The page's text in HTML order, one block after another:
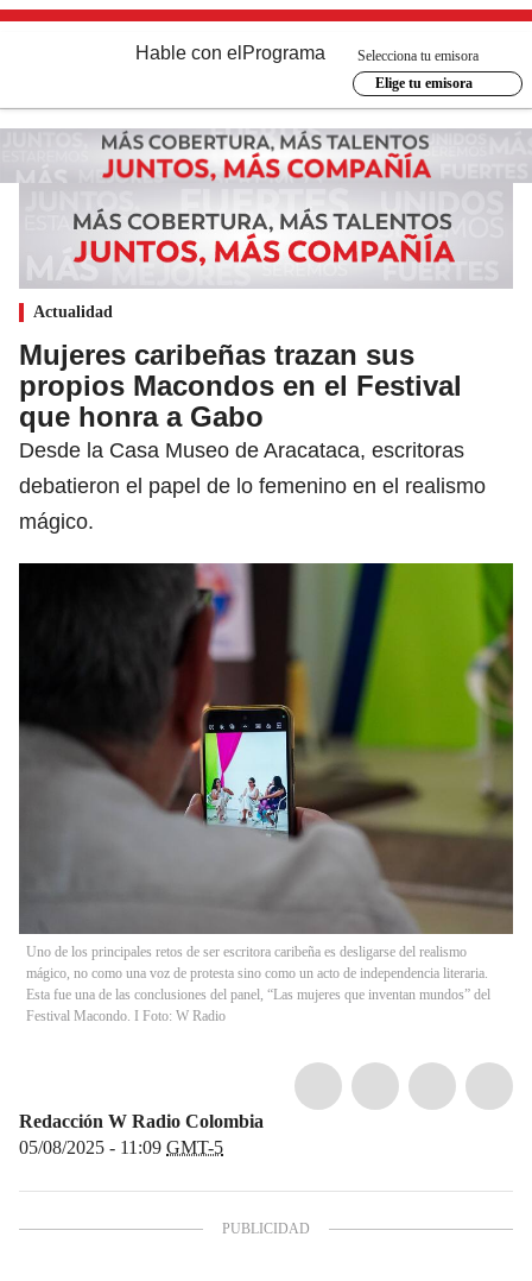
Hable con el Programa
Selecciona tu emisora
Elige tu emisora
Actualidad
Mujeres caribeñas trazan sus
propios Macondos en el Festival
que honra a Gabo
Desde la Casa Museo de Aracataca, escritoras
debatieron el papel de lo femenino en el realismo
mágico.
Uno de los principales retos de ser escritora caribeña es desligarse del realismo
mágico, no como una voz de protesta sino como un acto de independencia literaria.
Esta fue una de las conclusiones del panel, “Las mujeres que inventan mundos” del
Festival Macondo. I Foto: W Radio
Redacción W Radio Colombia
05/08/2025 - 11:09 GMT-5